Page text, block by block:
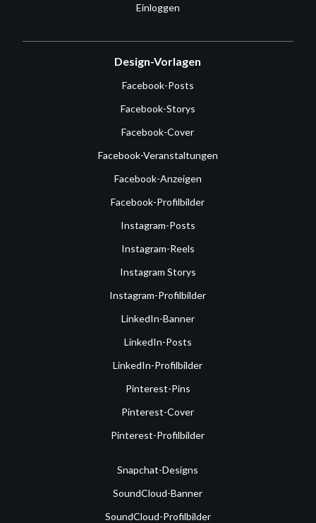
Einloggen
Design-Vorlagen
Facebook-Posts
Facebook-Storys
Facebook-Cover
Facebook-Veranstaltungen
Facebook-Anzeigen
Facebook-Profilbilder
Instagram-Posts
Instagram-Reels
Instagram Storys
Instagram-Profilbilder
LinkedIn-Banner
LinkedIn-Posts
LinkedIn-Profilbilder
Pinterest-Pins
Pinterest-Cover
Pinterest-Profilbilder
Snapchat-Designs
SoundCloud-Banner
SoundCloud-Profilbilder